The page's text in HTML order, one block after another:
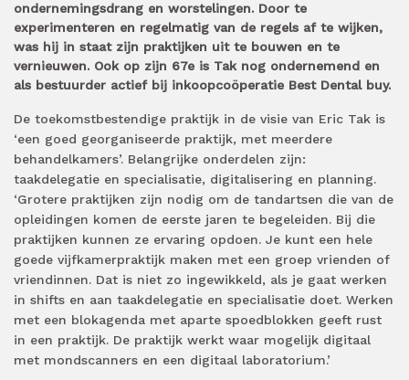
ondernemingsdrang en worstelingen. Door te
experimenteren en regelmatig van de regels af te wijken,
was hij in staat zijn praktijken uit te bouwen en te
vernieuwen. Ook op zijn 67e is Tak nog ondernemend en
als bestuurder actief bij inkoopcoöperatie Best Dental buy.
De toekomstbestendige praktijk in de visie van Eric Tak is
‘een goed georganiseerde praktijk, met meerdere
behandelkamers’. Belangrijke onderdelen zijn:
taakdelegatie en specialisatie, digitalisering en planning.
‘Grotere praktijken zijn nodig om de tandartsen die van de
opleidingen komen de eerste jaren te begeleiden. Bij die
praktijken kunnen ze ervaring opdoen. Je kunt een hele
goede vijfkamerpraktijk maken met een groep vrienden of
vriendinnen. Dat is niet zo ingewikkeld, als je gaat werken
in shifts en aan taakdelegatie en specialisatie doet. Werken
met een blokagenda met aparte spoedblokken geeft rust
in een praktijk. De praktijk werkt waar mogelijk digitaal
met mondscanners en een digitaal laboratorium.’